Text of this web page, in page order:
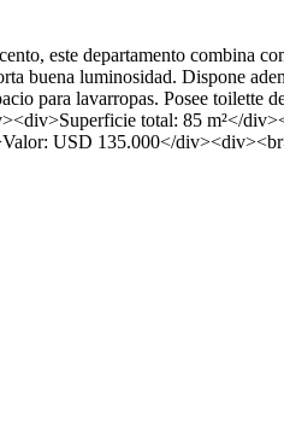
este departamento combina
buena luminosidad. Dispone
para lavarropas. Posee toilette
total: 85 m²</
USD 135.000</